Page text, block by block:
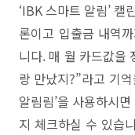
‘IBK 스마트 알림’
론이고 입출금 내역
니다. 매 월 카드값을
랑 만났지?”라고 기
알림림’을 사용하시
지 체크하실 수 있습